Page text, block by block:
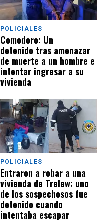
POLICIALES
Comodoro: Un
detenido tras amenazar
de muerte a un hombre e
intentar ingresar a su
vivienda
POLICIALES
Entraron a robar a una
vivienda de Trelew: uno
de los sospechosos fue
detenido cuando
intentaba escapar